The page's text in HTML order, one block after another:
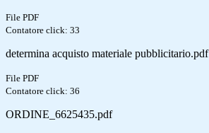
File PDF
Contatore click: 33
determina acquisto materiale pubblicitario.pdf
File PDF
Contatore click: 36
ORDINE_6625435.pdf